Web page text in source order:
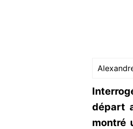
départ
montré